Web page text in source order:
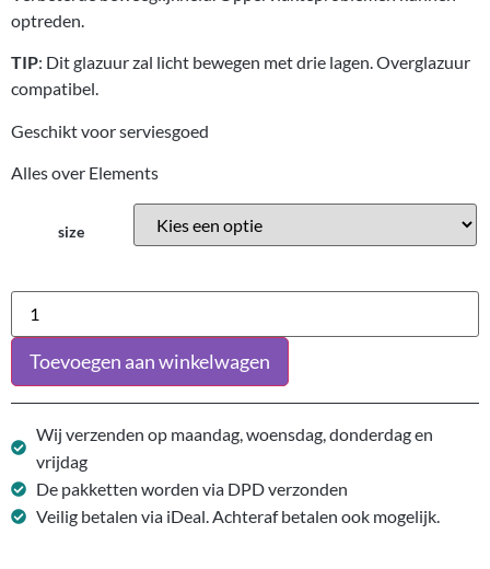
optreden.
TIP: Dit glazuur zal licht bewegen met drie lagen. Overglazuur
compatibel.
Geschikt voor serviesgoed
Alles over Elements
size
Toevoegen aan winkelwagen
Wij verzenden op maandag, woensdag, donderdag en
vrijdag
De pakketten worden via DPD verzonden
Veilig betalen via iDeal. Achteraf betalen ook mogelijk.